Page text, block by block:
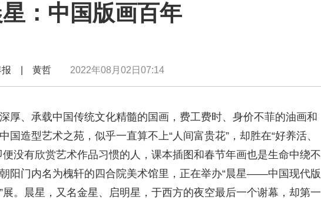
：中国版画百年
年报 | 黄哲 2022年08月02日07:14
厚、承载中国传统文化精髓的国画，费工费时、身价不菲的油画和
国造型艺术之苑，似乎一直算不上“人间富贵花”，却胜在“好养活、
没有欣赏艺术作品习惯的人，课本插图和春节年画也是生命中绕不
阳门内名为槐轩的四合院美术馆里，正在举办“晨星——中国现代版
展。晨星，又名金星、启明星，于西方的夜空最后一个谢幕，却第一